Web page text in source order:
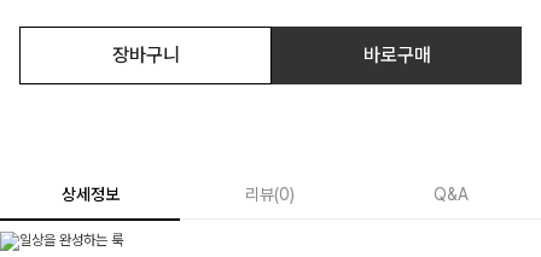
장바구니 바로구매
상세정보 리뷰(0) Q&A